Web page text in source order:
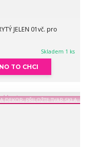
JELEN 01vč. pro
Skladem 1 ks
TO CHCI
DEKOR, PŘILOŽTE TVAR SKLA